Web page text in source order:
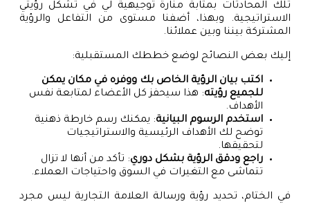
تلك المحادثات بمثابة منارة توجيهية لي في تشكل رؤيتي
الاستراتيجية. وبهذا، أضفنا مستوى من التفاعل والرؤية
المشتركة بيننا وبين عملائنا.
إليك بعض النصائح لوضع خططك المستقبلية:
اكتب بيان الرؤية الخاص بك ووفره في مكان يمكن
للجميع رؤيته: هذا سيحفز كل الأعضاء لمتابعة نفس
الأهداف.
استخدم الرسوم البيانية: يمكنك رسم خارطة ذهنية
توضح لك الأهداف الرئيسية والاستراتيجيات
لتحقيقها.
راجع ودقق الرؤية بشكل دوري: تأكد من أنها لا تزال
تتماشى مع التغيرات في السوق واحتياجات العملاء.
في الختام، تحديد رؤية ورسالة العلامة التجارية ليس مجرد